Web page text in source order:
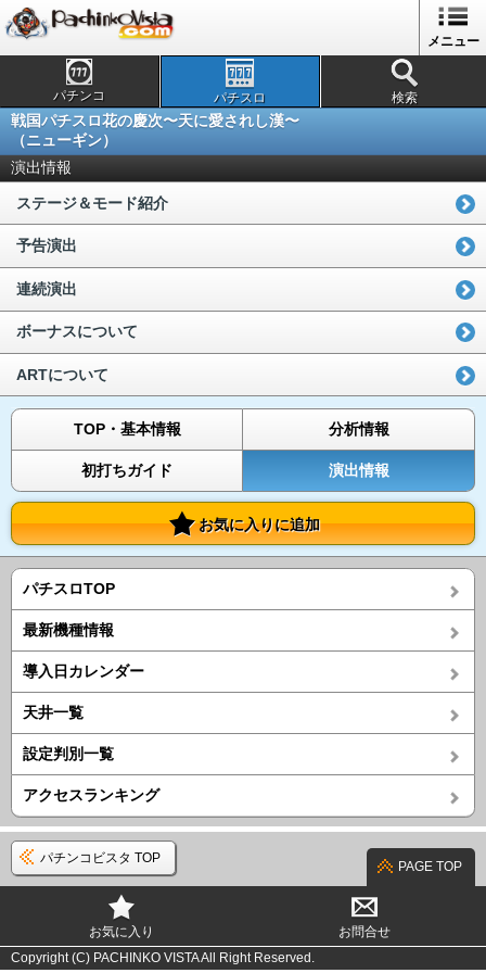
メニュー
パチンコ パチスロ 検索
戦国パチスロ花の慶次〜天に愛されし漢〜
（ニューギン）
演出情報
ステージ＆モード紹介
予告演出
連続演出
ボーナスについて
ARTについて
TOP・基本情報 分析情報
初打ちガイド 演出情報
お気に入りに追加
パチスロTOP
最新機種情報
導入日カレンダー
天井一覧
設定判別一覧
アクセスランキング
パチンコビスタ TOP
PAGE TOP
お気に入り
お問合せ
Copyright (C) PACHINKO VISTA All Right Reserved.